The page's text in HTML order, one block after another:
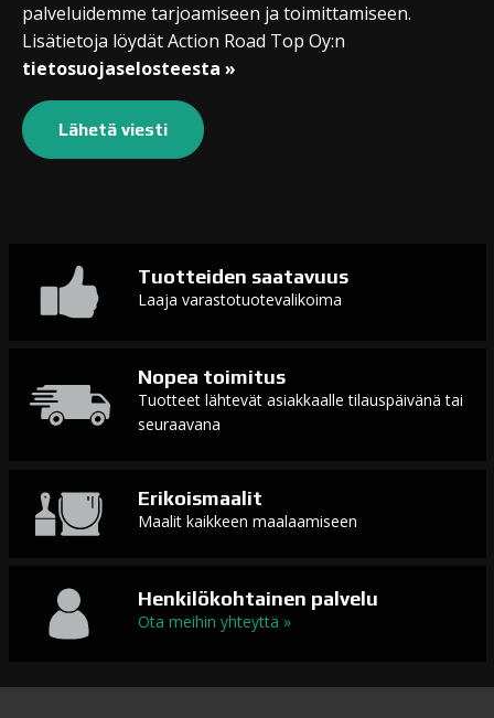
palveluidemme tarjoamiseen ja toimittamiseen.
Lisätietoja löydät Action Road Top Oy:n
tietosuojaselosteesta »
Tuotteiden saatavuus
Laaja varastotuotevalikoima
Nopea toimitus
Tuotteet lähtevät asiakkaalle tilauspäivänä tai
seuraavana
Erikoismaalit
Maalit kaikkeen maalaamiseen
Henkilökohtainen palvelu
Ota meihin yhteyttä »